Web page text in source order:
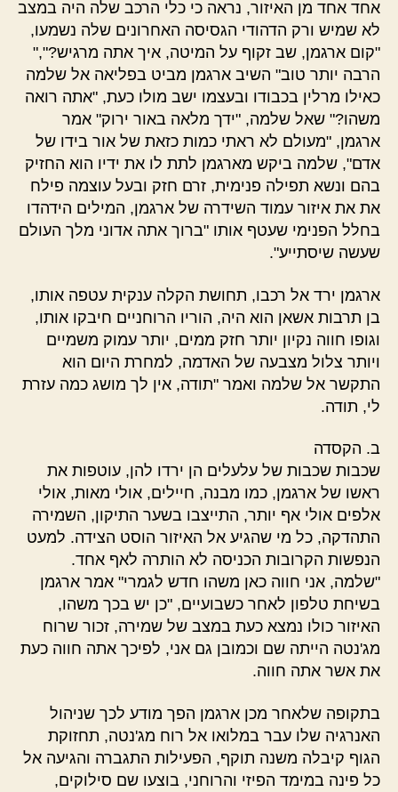
אחד אחד מן האיזור, נראה כי כלי הרכב שלה היה במצב
לא שמיש ורק הדהודי הגסיסה האחרונים שלה נשמעו,
"קום ארגמן, שב זקוף על המיטה, איך אתה מרגיש?","
הרבה יותר טוב" השיב ארגמן מביט בפליאה אל שלמה
כאילו מרלין בכבודו ובעצמו ישב מולו כעת, "אתה רואה
משהו?" שאל שלמה, "ידך מלאה באור ירוק" אמר
ארגמן, "מעולם לא ראתי כמות כזאת של אור בידו של
אדם", שלמה ביקש מארגמן לתת לו את ידיו הוא החזיק
בהם ונשא תפילה פנימית, זרם חזק ובעל עוצמה פילח
את את איזור עמוד השידרה של ארגמן, המילים הידהדו
בחלל הפנימי שעטף אותו "ברוך אתה אדוני מלך העולם
שעשה שיסתייע".
ארגמן ירד אל רכבו, תחושת הקלה ענקית עטפה אותו,
בן תרבות אשאן הוא היה, הוריו הרוחניים חיבקו אותו,
וגופו חווה נקיון יותר חזק ממים, יותר עמוק משמיים
ויותר צלול מצבעה של האדמה, למחרת היום הוא
התקשר אל שלמה ואמר "תודה, אין לך מושג כמה עזרת
לי, תודה.
ב. הקסדה
שכבות שכבות של עלעלים הן ירדו להן, עוטפות את
ראשו של ארגמן, כמו מבנה, חיילים, אולי מאות, אולי
אלפים אולי אף יותר, התייצבו בשער התיקון, השמירה
התהדקה, כל מי שהגיע אל האיזור הוסט הצידה. למעט
הנפשות הקרובות הכניסה לא הותרה לאף אחד.
"שלמה, אני חווה כאן משהו חדש לגמרי" אמר ארגמן
בשיחת טלפון לאחר כשבועיים, "כן יש בכך משהו,
האיזור כולו נמצא כעת במצב של שמירה, זכור שרוח
מג'נטה הייתה שם וכמובן גם אני, לפיכך אתה חווה כעת
את אשר אתה חווה.
בתקופה שלאחר מכן ארגמן הפך מודע לכך שניהול
האנרגיה שלו עבר במלואו אל רוח מג'נטה, תחזוקת
הגוף קיבלה משנה תוקף, הפעילות התגברה והגיעה אל
כל פינה במימד הפיזי והרוחני, בוצעו שם סילוקים,